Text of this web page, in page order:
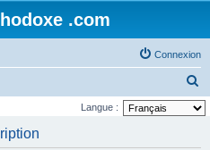
.com
Connexion
e
Langue :